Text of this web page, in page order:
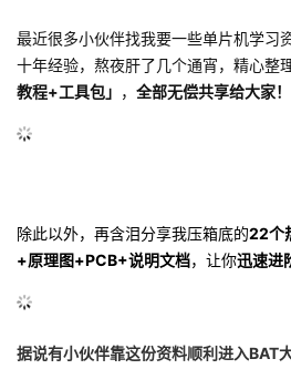
最近很多小伙伴找我要一些单片机学习
十年经验，熬夜肝了几个通宵，精心整
教程+工具包」 ， 全部无偿共享给大家！
除此以外，再含泪分享我压箱底的22个
+原理图+PCB+说明文档，让你迅速进
据说有小伙伴靠这份资料顺利进入BAT